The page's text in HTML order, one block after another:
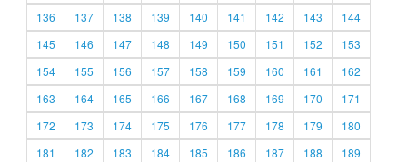
136
137 138 139 140 141 142 143
144
145
146 147 148 149 150 151 152
153
154
155 156 157 158 159 160 161
162
163
164 165 166 167 168 169 170
171
172
173 174 175 176 177 178 179
180
181
182 183 184 185 186 187 188
189